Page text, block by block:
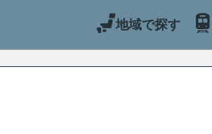
地域で探す